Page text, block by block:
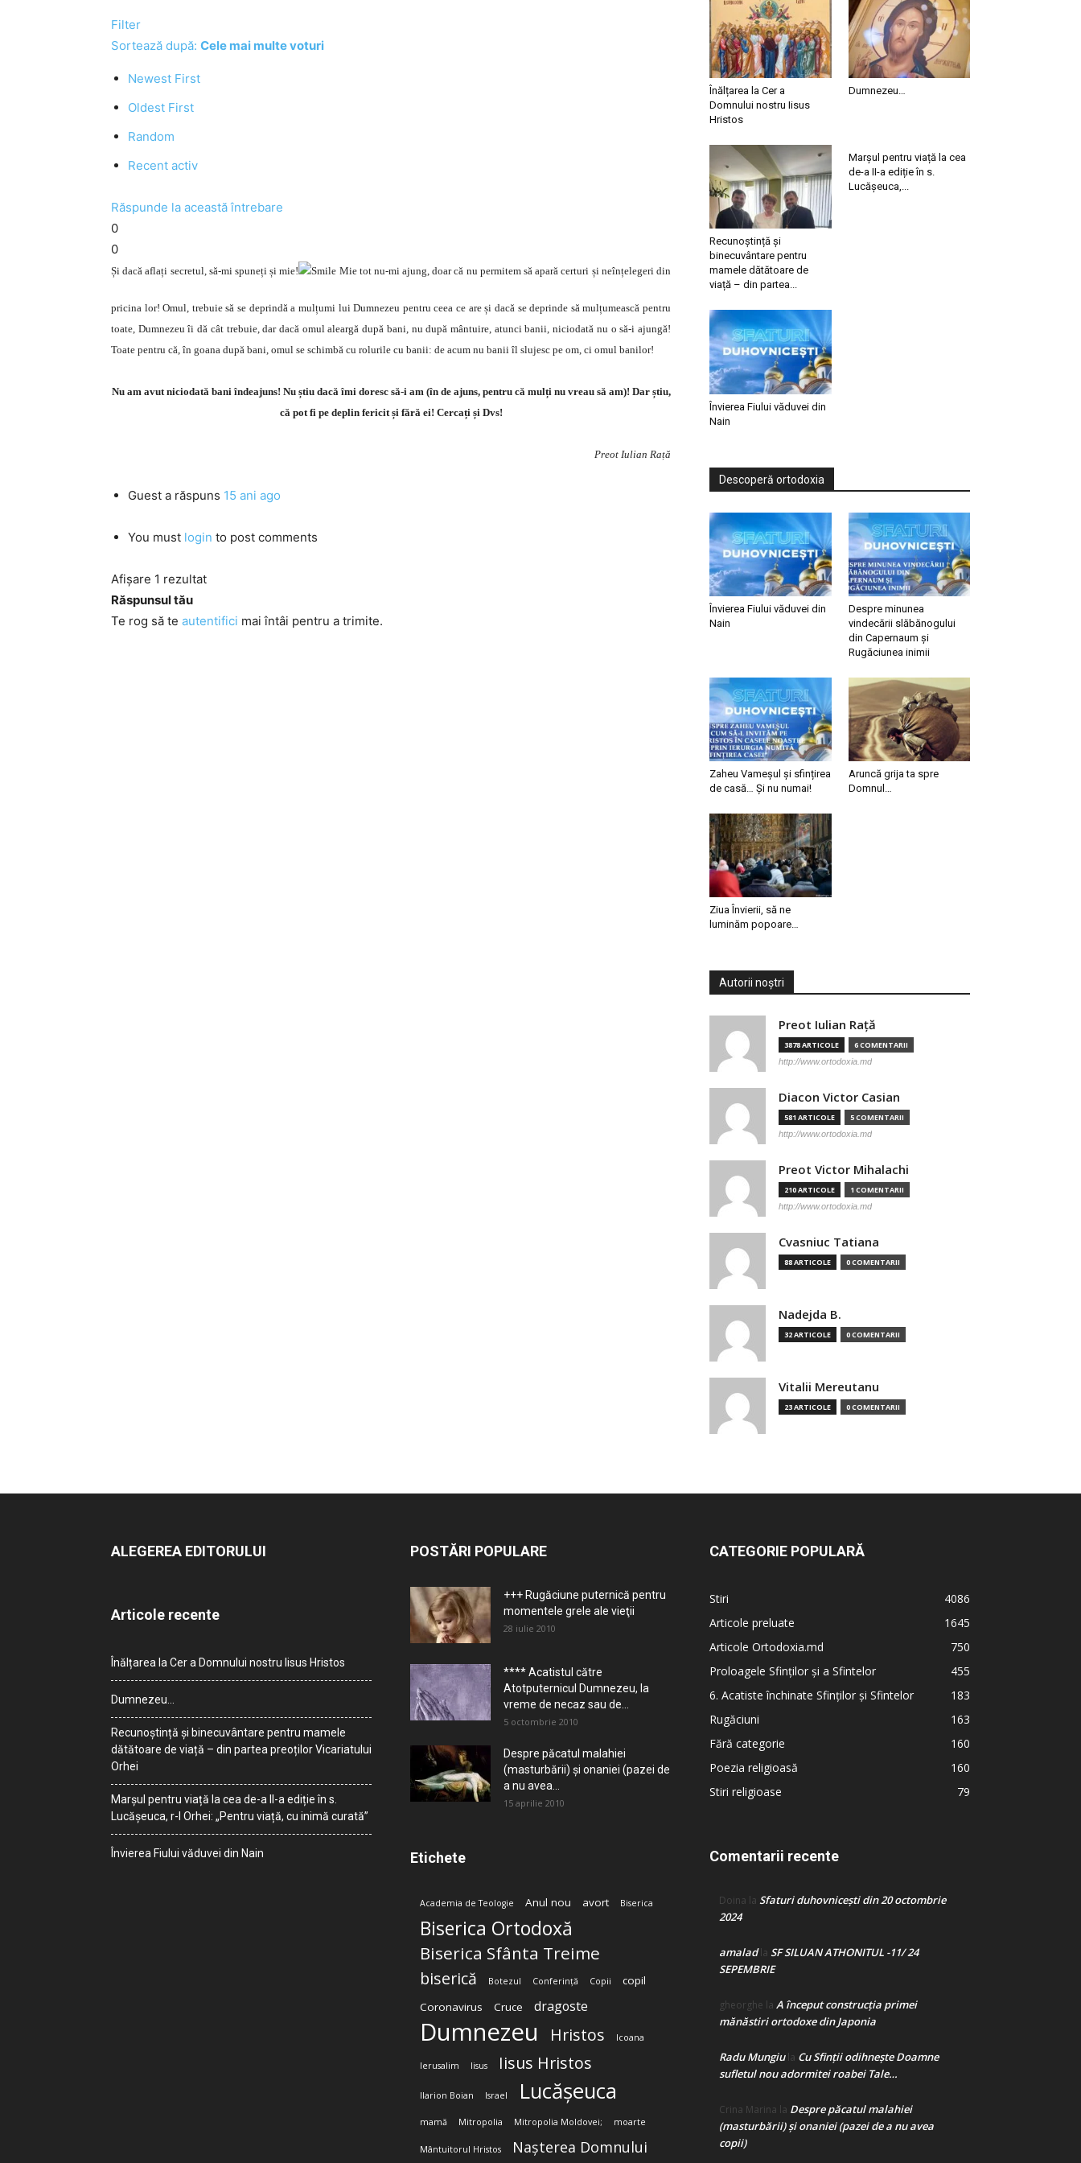
Filter
Sortează după: Cele mai multe voturi
Newest First
Oldest First
Random
Recent activ
Răspunde la această întrebare
0
0
Și dacă aflați secretul, să-mi spuneți și mie! Mie tot nu-mi ajung, doar că nu permitem să apară certuri și neînțelegeri din
pricina lor! Omul, trebuie să se deprindă a mulțumi lui Dumnezeu pentru ceea ce are și dacă se deprinde să mulțumească pentru
toate, Dumnezeu îi dă cât trebuie, dar dacă omul aleargă după bani, nu după mântuire, atunci banii, niciodată nu o să-i ajungă!
Toate pentru că, în goana după bani, omul se schimbă cu rolurile cu banii: de acum nu banii îl slujesc pe om, ci omul banilor!
Nu am avut niciodată bani îndeajuns! Nu știu dacă îmi doresc să-i am (în de ajuns, pentru că mulți nu vreau să am)! Dar știu,
că pot fi pe deplin fericit și fără ei! Cercați și Dvs!
Preot Iulian Rață
Guest a răspuns 15 ani ago
You must login to post comments
Afișare 1 rezultat
Răspunsul tău
Te rog să te autentifici mai întâi pentru a trimite.
Înălțarea la Cer a
Domnului nostru Iisus
Hristos
Dumnezeu…
Recunoștință și
binecuvântare pentru
mamele dătătoare de
viață – din partea...
Marșul pentru viață la cea
de-a II-a ediție în s.
Lucășeuca,...
Învierea Fiului văduvei din
Nain
Descoperă ortodoxia
Învierea Fiului văduvei din
Nain
Despre minunea
vindecării slăbănogului
din Capernaum și
Rugăciunea inimii
Zaheu Vameșul și sfințirea
de casă… Și nu numai!
Aruncă grija ta spre
Domnul…
Ziua Învierii, să ne
luminăm popoare…
Autorii noștri
Preot Iulian Raţă
3878 ARTICOLE 6 COMENTARII
http://www.ortodoxia.md
Diacon Victor Casian
581 ARTICOLE 5 COMENTARII
http://www.ortodoxia.md
Preot Victor Mihalachi
210 ARTICOLE 1 COMENTARII
http://www.ortodoxia.md
Cvasniuc Tatiana
88 ARTICOLE 0 COMENTARII
Nadejda B.
32 ARTICOLE 0 COMENTARII
Vitalii Mereutanu
23 ARTICOLE 0 COMENTARII
ALEGEREA EDITORULUI
Articole recente
Înălțarea la Cer a Domnului nostru Iisus Hristos
Dumnezeu…
Recunoștință și binecuvântare pentru mamele
dătătoare de viață – din partea preoților Vicariatului
Orhei
Marșul pentru viață la cea de-a II-a ediție în s.
Lucășeuca, r-l Orhei: „Pentru viață, cu inimă curată”
Învierea Fiului văduvei din Nain
POSTĂRI POPULARE
+++ Rugăciune puternică pentru
momentele grele ale vieţii
28 iulie 2010
**** Acatistul către
Atotputernicul Dumnezeu, la
vreme de necaz sau de...
5 octombrie 2010
Despre păcatul malahiei
(masturbării) şi onaniei (pazei de
a nu avea...
15 aprilie 2010
Etichete
Academia de Teologie Anul nou avort Biserica
Biserica Ortodoxă
Biserica Sfânta Treime
biserică Botezul Conferință Copii
copil
Coronavirus
Cruce dragoste
Dumnezeu Hristos Icoana
Ierusalim Iisus Iisus Hristos
Ilarion Boian Israel Lucășeuca
mamă Mitropolia Mitropolia Moldovei; moarte
Mântuitorul Hristos Nașterea Domnului
CATEGORIE POPULARĂ
Stiri
4086
Articole preluate
1645
Articole Ortodoxia.md
750
Proloagele Sfinților și a Sfintelor
455
6. Acatiste închinate Sfinților și Sfintelor
183
Rugăciuni
163
Fără categorie
160
Poezia religioasă
160
Stiri religioase
79
Comentarii recente
Doina la Sfaturi duhovnicești din 20 octombrie
2024
amaladla SF SILUAN ATHONITUL -11/ 24
SEPEMBRIE
gheorghe la A început construcţia primei
mănăstiri ortodoxe din Japonia
Radu Mungiula Cu Sfinții odihnește Doamne
sufletul nou adormitei roabei Tale…
Crina Marina la Despre păcatul malahiei
(masturbării) şi onaniei (pazei de a nu avea
copii)